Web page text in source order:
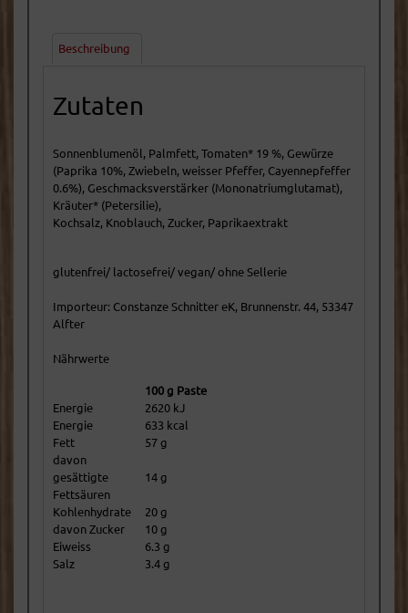
Beschreibung
Zutaten
Sonnenblumenöl, Palmfett, Tomaten* 19 %, Gewürze
(Paprika 10%, Zwiebeln, weisser Pfeffer, Cayennepfeffer
0.6%), Geschmacksverstärker (Mononatriumglutamat),
Kräuter* (Petersilie),
Kochsalz, Knoblauch, Zucker, Paprikaextrakt
glutenfrei/ lactosefrei/ vegan/ ohne Sellerie
Importeur: Constanze Schnitter eK, Brunnenstr. 44, 53347
Alfter
Nährwerte
100 g Paste
Energie
2620 kJ
Energie
633 kcal
Fett
57 g
davon
gesättigte
Fettsäuren
14 g
Kohlenhydrate
20 g
davon Zucker
10 g
Eiweiss
6.3 g
Salz
3.4 g